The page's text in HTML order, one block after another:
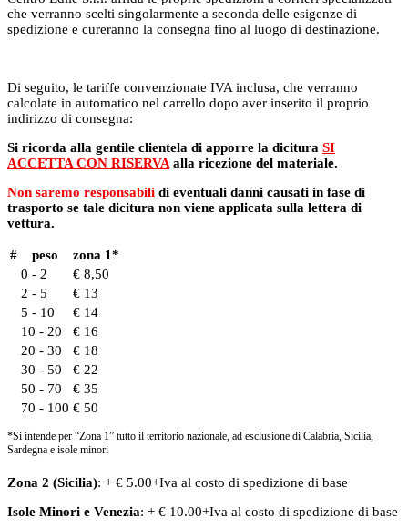
che verranno scelti singolarmente a seconda delle esigenze di
spedizione e cureranno la consegna fino al luogo di destinazione.
Di seguito, le tariffe convenzionate IVA inclusa, che verranno
calcolate in automatico nel carrello dopo aver inserito il proprio
indirizzo di consegna:
Si ricorda alla gentile clientela di apporre la dicitura SI
ACCETTA CON RISERVA alla ricezione del materiale.
Non saremo responsabili di eventuali danni causati in fase di
trasporto se tale dicitura non viene applicata sulla lettera di
vettura.
# peso
zona 1*
0 - 2
€ 8,50
2 - 5
€ 13
5 - 10
€ 14
10 - 20
€ 16
20 - 30
€ 18
30 - 50
€ 22
50 - 70
€ 35
70 - 100 € 50
*Si intende per “Zona 1” tutto il territorio nazionale, ad esclusione di Calabria, Sicilia,
Sardegna e isole minori
Zona 2 (Sicilia): + € 5.00+Iva al costo di spedizione di base
Isole Minori e Venezia: + € 10.00+Iva al costo di spedizione di base